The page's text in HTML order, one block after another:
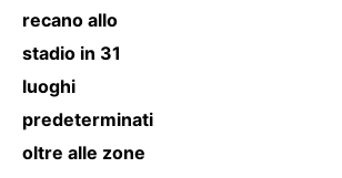
recano allo
stadio in 31
luoghi
predeterminati
oltre alle zone